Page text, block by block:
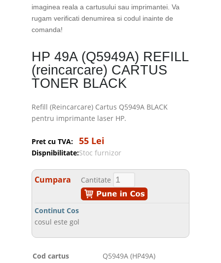
imaginea reala a cartusului sau imprimantei. Va
rugam verificati denumirea si codul inainte de
comanda!
HP 49A (Q5949A) REFILL
(reincarcare) CARTUS
TONER BLACK
Refill (Reincarcare) Cartus Q5949A BLACK
pentru imprimante laser HP.
Pret cu TVA: 55 Lei
Dispnibilitate:Stoc furnizor
Cumpara Cantitate
Continut Cos
cosul este gol
Cod cartus
Q5949A (HP49A)